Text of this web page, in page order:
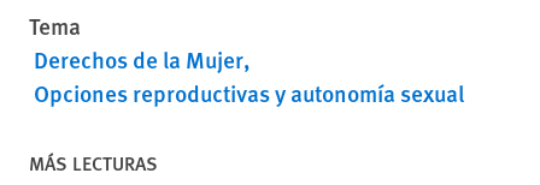
Tema
Derechos de la Mujer
Opciones reproductivas y autonomía sexual
MÁS LECTURAS